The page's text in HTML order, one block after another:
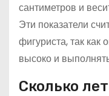
сантиметров и
Эти показатели
фигуриста, так как
высоко и
Сколько